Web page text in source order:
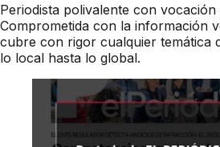
Periodista polivalente con
Comprometida con la información
cubre con rigor cualquier temática
lo local hasta lo global.